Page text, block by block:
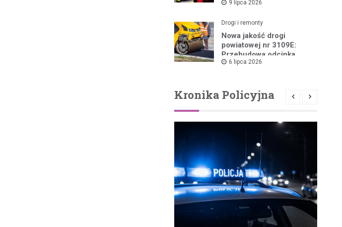
Pożarów
9 lipca 2026
Drogi i remonty
Nowa jakość drogi
powiatowej nr 3109E:
Przebudowa odcinka
Drzewica – Dąbrówka
6 lipca 2026
Kronika Policyjna